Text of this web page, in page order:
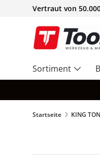
Vertraut von
Sortiment
Startseite